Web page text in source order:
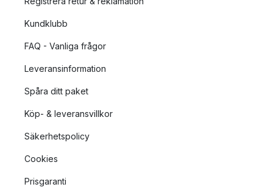
Kundklubb
FAQ - Vanliga frågor
Leveransinformation
Spåra ditt paket
Köp- & leveransvillkor
Säkerhetspolicy
Cookies
Prisgaranti